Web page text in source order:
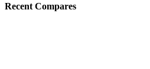
Recent Compares